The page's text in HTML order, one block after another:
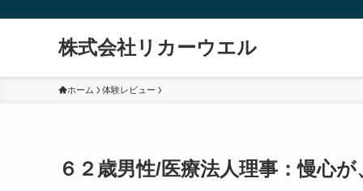
株式会社リカーウエル
ホーム 体験レビュー
６２歳男性/医療法人理事：慢心